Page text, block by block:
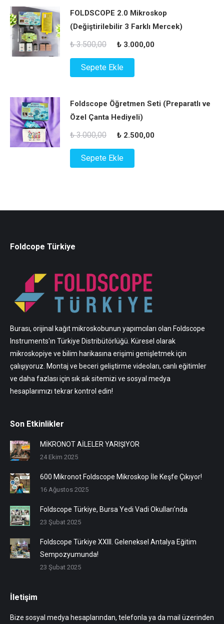
FOLDSCOPE 2.0 Mikroskop
(Değiştirilebilir 3 Farklı Mercek)
₺3.500,00
Orijinal
fiyat:
₺ 3.500,00.
₺ 3.000,00
Sepete Ekle
Foldscope Öğretmen Seti (Preparatlı ve
Özel Çanta Hediyeli)
₺3.000,00
Orijinal
fiyat:
₺ 3.000,00.
₺ 2.500,00
Sepete Ekle
Foldcope Türkiye
Burası, orijinal kağıt mikroskobunun yapımcıları olan Foldscope
Instruments'ın Türkiye Distribütörlüğü. Küresel olarak
mikroskopiye ve bilim harikasına erişimi genişletmek için
çalışıyoruz. Montaj ve beceri geliştirme videoları, canlı eğitimler
ve daha fazlası için sık sık sitemizi ve sosyal medya
hesaplarımızı tekrar kontrol edin!
Son Etkinlikler
MİKRONOT AİLELER YARIŞIYOR
24 Ekim 2025
600 Mikronot Foldscope Mikroskop İle Keşfe Çıkıyor!
16 Ağustos 2025
Foldscope Türkiye, Bursa Yedi Vadi Okulları’nda
23 Şubat 2025
Foldscope Türkiye XXIII. Geleneksel Antalya Eğitim
Sempozyumunda!
23 Şubat 2025
İletişim
Bize sosyal medya hesaplarından, telefonla ya da mail üzerinden